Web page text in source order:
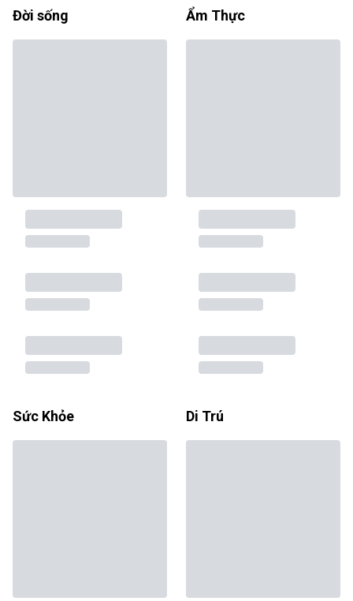
Đời sống Ẩm Thực
Sức Khỏe Di Trú